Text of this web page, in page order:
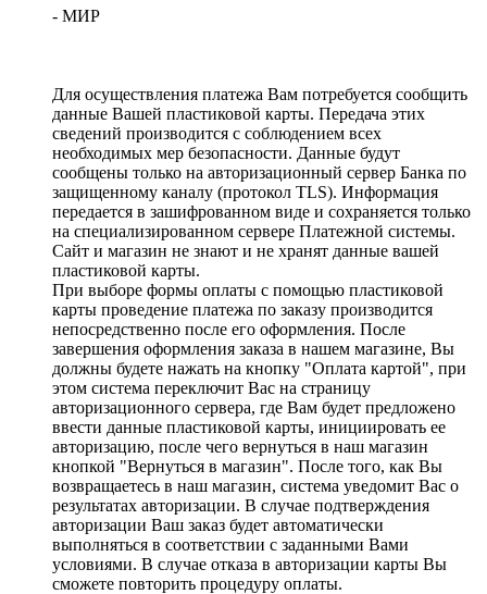
- МИР
Для осуществления платежа Вам потребуется сообщить
данные Вашей пластиковой карты. Передача этих
сведений производится с соблюдением всех
необходимых мер безопасности. Данные будут
сообщены только на авторизационный сервер Банка по
защищенному каналу (протокол TLS). Информация
передается в зашифрованном виде и сохраняется только
на специализированном сервере Платежной системы.
Сайт и магазин не знают и не хранят данные вашей
пластиковой карты.
При выборе формы оплаты с помощью пластиковой
карты проведение платежа по заказу производится
непосредственно после его оформления. После
завершения оформления заказа в нашем магазине, Вы
должны будете нажать на кнопку "Оплата картой", при
этом система переключит Вас на страницу
авторизационного сервера, где Вам будет предложено
ввести данные пластиковой карты, инициировать ее
авторизацию, после чего вернуться в наш магазин
кнопкой "Вернуться в магазин". После того, как Вы
возвращаетесь в наш магазин, система уведомит Вас о
результатах авторизации. В случае подтверждения
авторизации Ваш заказ будет автоматически
выполняться в соответствии с заданными Вами
условиями. В случае отказа в авторизации карты Вы
сможете повторить процедуру оплаты.